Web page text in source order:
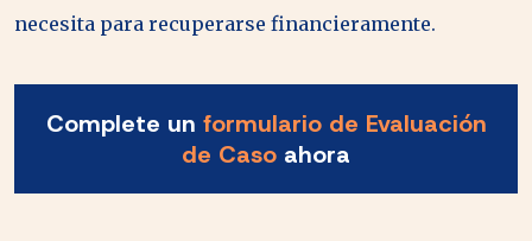
necesita para recuperarse financieramente.
Complete un formulario de Evaluación
de Caso ahora